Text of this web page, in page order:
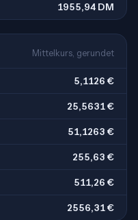
1955,94 DM
Mittelkurs, gerundet
5,1126 €
25,5631 €
51,1263 €
255,63 €
511,26 €
2556,31 €